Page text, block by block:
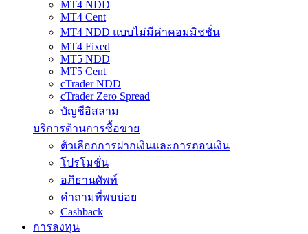
MT4 NDD
MT4 Cent
MT4 NDD แบบไม่มีค่าคอมมิชชั่น
MT4 Fixed
MT5 NDD
MT5 Cent
cTrader NDD
cTrader Zero Spread
บัญชีอิสลาม
บริการด้านการซื้อขาย
ตัวเลือกการฝากเงินและการถอนเงิน
โปรโมชั่น
อภิธานศัพท์
คำถามที่พบบ่อย
Cashback
การลงทุน